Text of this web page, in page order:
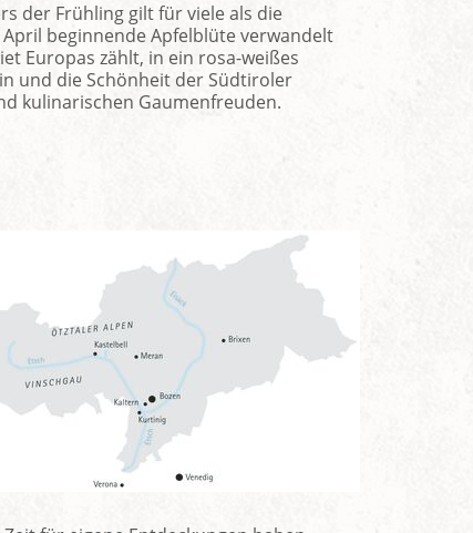
der Frühling gilt für viele als die
beginnende Apfelblüte verwandelt
Europas zählt, in ein rosa-weißes
und die Schönheit der Südtiroler
kulinarischen Gaumenfreuden.